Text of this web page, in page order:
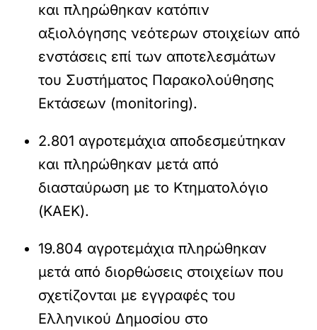
και πληρώθηκαν κατόπιν
αξιολόγησης νεότερων στοιχείων από
ενστάσεις επί των αποτελεσμάτων
του Συστήματος Παρακολούθησης
Εκτάσεων (monitoring).
2.801 αγροτεμάχια αποδεσμεύτηκαν
και πληρώθηκαν μετά από
διασταύρωση με το Κτηματολόγιο
(ΚΑΕΚ).
19.804 αγροτεμάχια πληρώθηκαν
μετά από διορθώσεις στοιχείων που
σχετίζονται με εγγραφές του
Ελληνικού Δημοσίου στο